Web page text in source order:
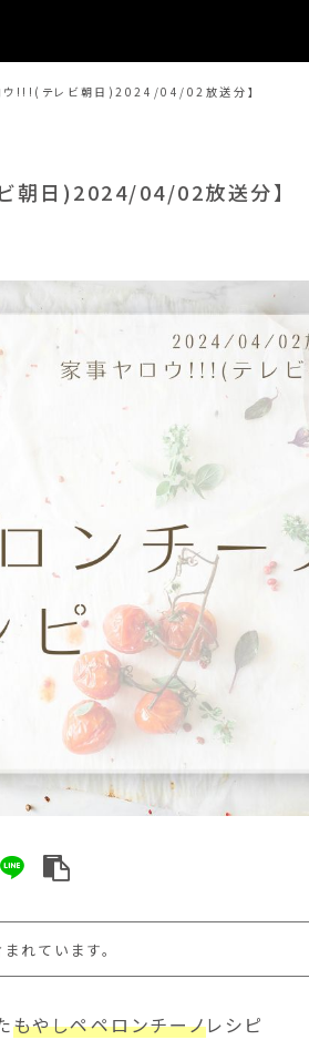
ロウ!!!(テレビ朝日)2024/04/02放送分】
朝日)2024/04/02放送分】
れています。
もやしペペロンチーノレシピ